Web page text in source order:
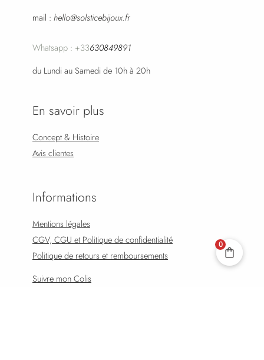
mail : hello@solsticebijoux.fr
Whatsapp : +33630849891
du Lundi au Samedi de 10h à 20h
En savoir plus
Concept & Histoire
Avis clientes
Informations
Mentions légales
CGV, CGU et Politique de confidentialité
Politique de retours et remboursements
Suivre mon Colis
0